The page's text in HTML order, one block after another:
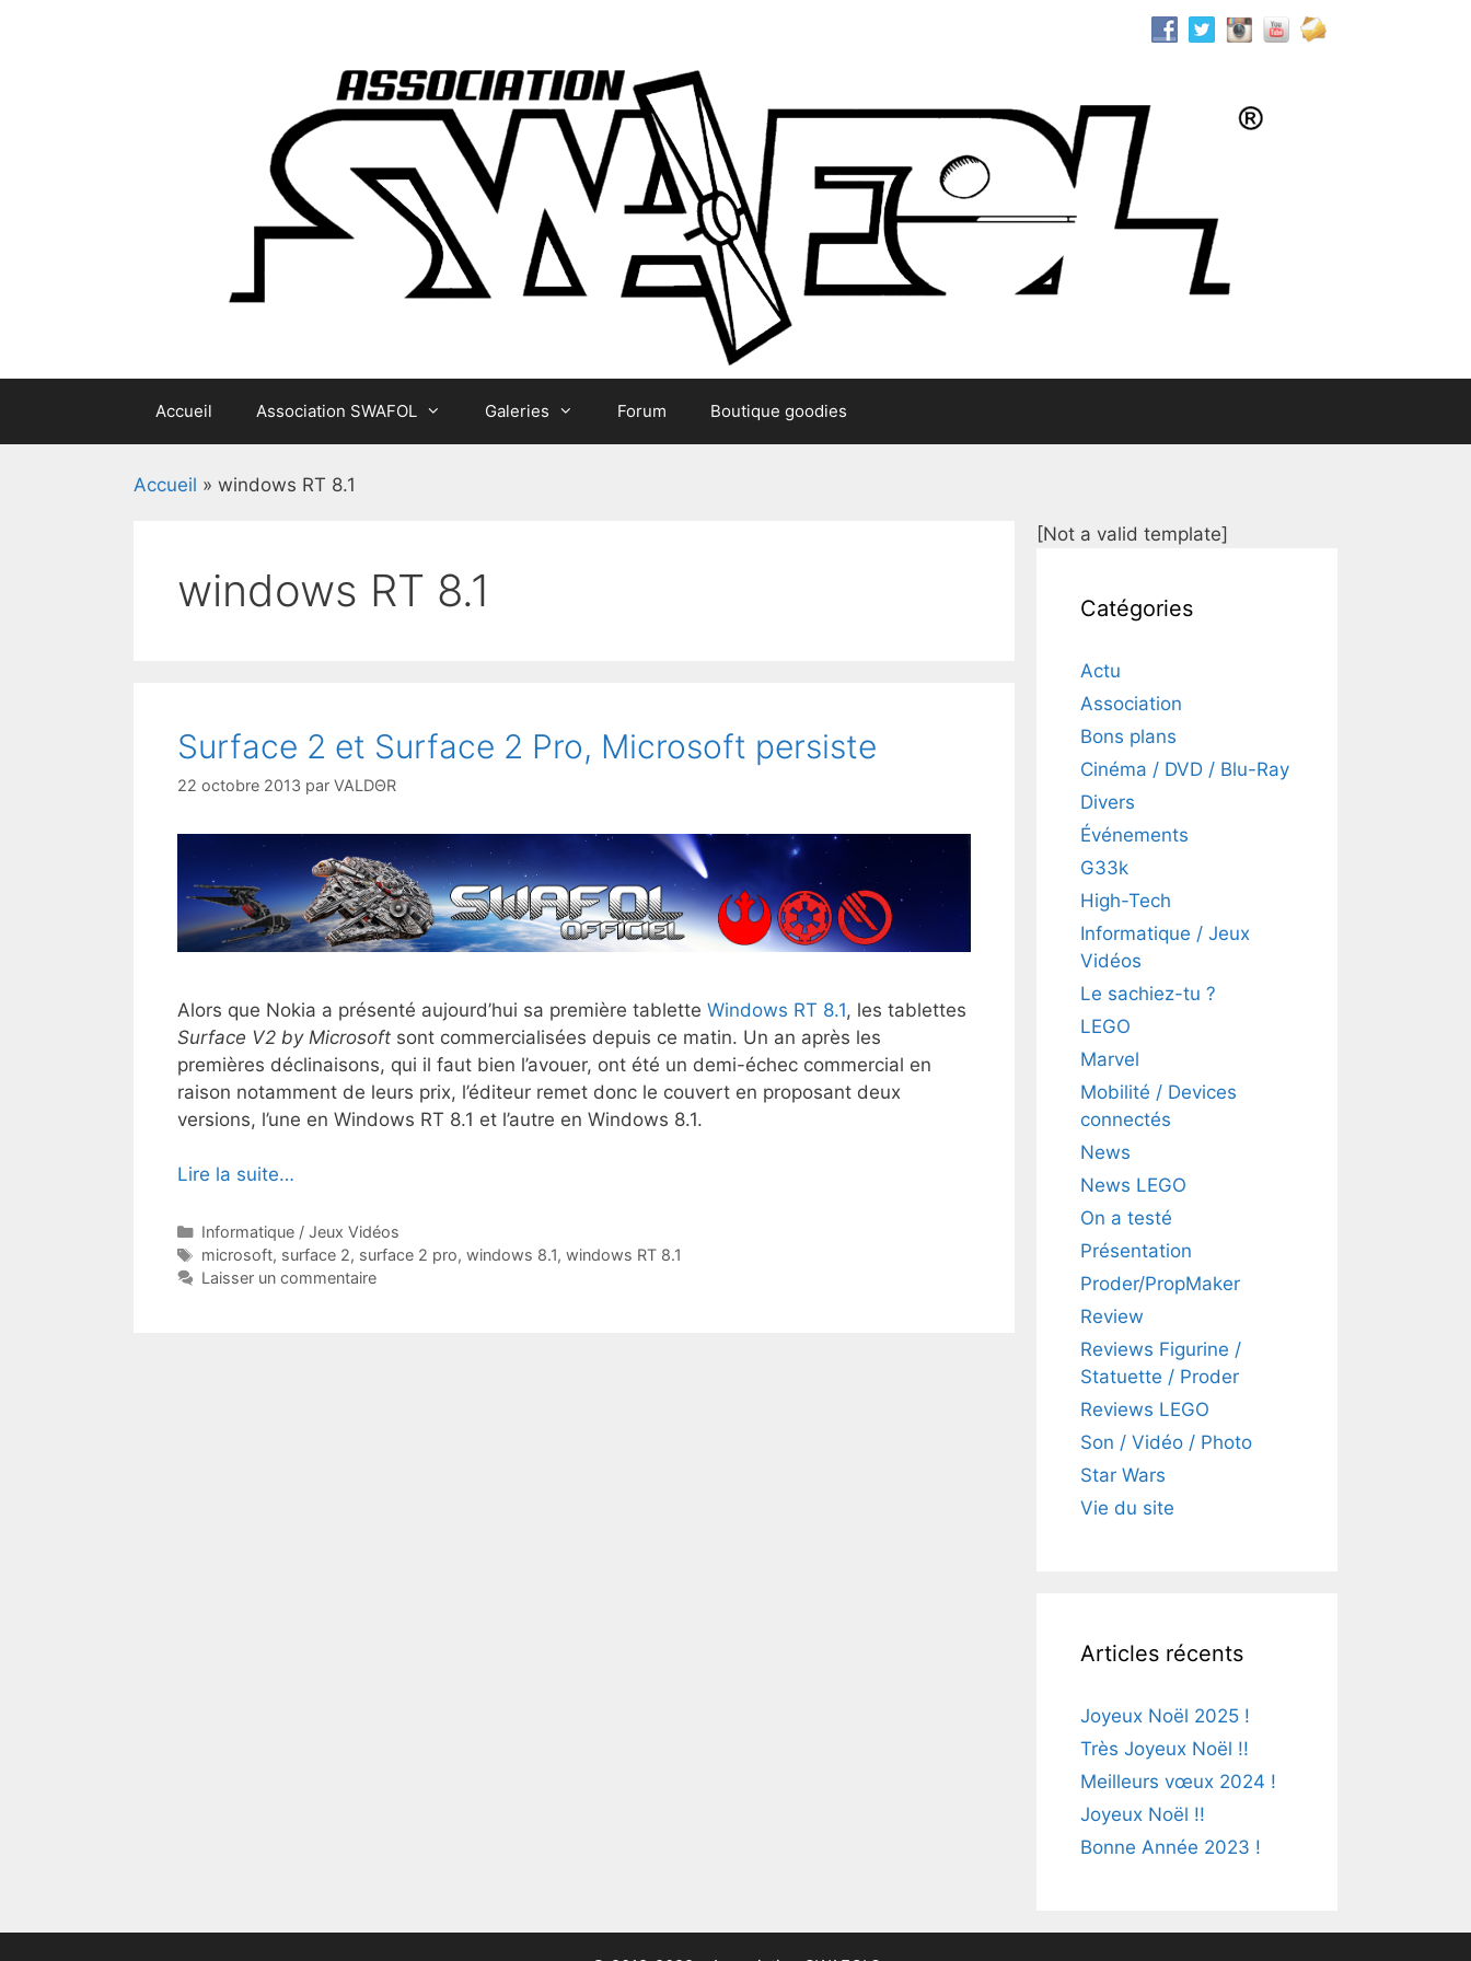
Accueil Association SWAFOL Galeries Forum Boutique goodies
Accueil » windows RT 8.1
windows RT 8.1
Surface 2 et Surface 2 Pro, Microsoft persiste
22 octobre 2013 par VALDΘR
Alors que Nokia a présenté aujourd’hui sa première tablette Windows RT 8.1, les tablettes
Surface V2 by Microsoft sont commercialisées depuis ce matin. Un an après les
premières déclinaisons, qui il faut bien l’avouer, ont été un demi-échec commercial en
raison notamment de leurs prix, l’éditeur remet donc le couvert en proposant deux
versions, l’une en Windows RT 8.1 et l’autre en Windows 8.1.
Lire la suite…
Catégories
Informatique / Jeux Vidéos
Étiquettes
microsoft, surface 2, surface 2 pro, windows 8.1, windows RT 8.1
Laisser un commentaire
[Not a valid template]
Catégories
Actu
Association
Bons plans
Cinéma / DVD / Blu-Ray
Divers
Événements
G33k
High-Tech
Informatique / Jeux
Vidéos
Le sachiez-tu ?
LEGO
Marvel
Mobilité / Devices
connectés
News
News LEGO
On a testé
Présentation
Proder/PropMaker
Review
Reviews Figurine /
Statuette / Proder
Reviews LEGO
Son / Vidéo / Photo
Star Wars
Vie du site
Articles récents
Joyeux Noël 2025 !
Très Joyeux Noël !!
Meilleurs vœux 2024 !
Joyeux Noël !!
Bonne Année 2023 !